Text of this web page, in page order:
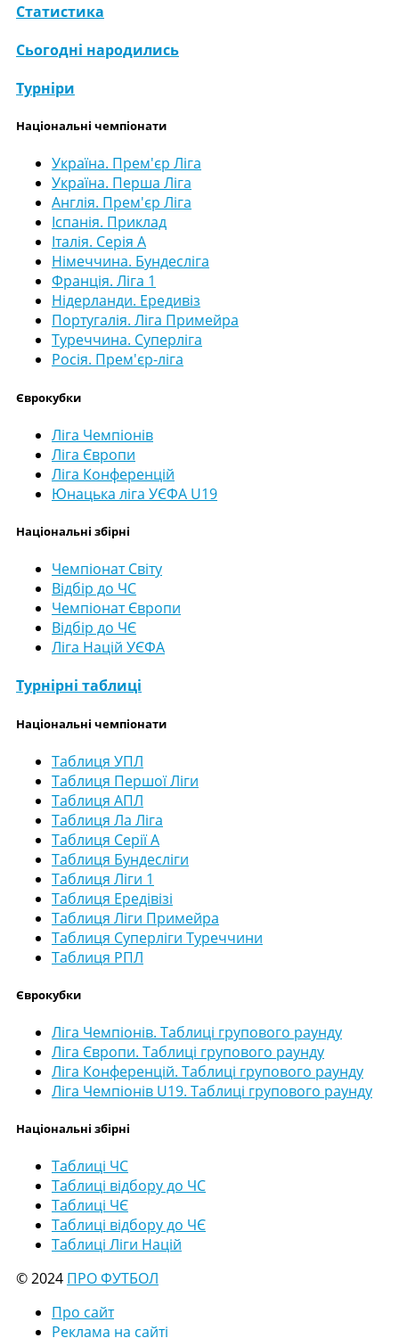
Статистика
Сьогодні народились
Турніри
Національні чемпіонати
Україна. Прем'єр Ліга
Україна. Перша Ліга
Англія. Прем'єр Ліга
Іспанія. Приклад
Італія. Серія А
Німеччина. Бундесліга
Франція. Ліга 1
Нідерланди. Ередивіз
Португалія. Ліга Примейра
Туреччина. Суперліга
Росія. Прем'єр-ліга
Єврокубки
Ліга Чемпіонів
Ліга Європи
Ліга Конференцій
Юнацька ліга УЄФА U19
Національні збірні
Чемпіонат Світу
Відбір до ЧС
Чемпіонат Європи
Відбір до ЧЄ
Ліга Націй УЄФА
Турнірні таблиці
Національні чемпіонати
Таблиця УПЛ
Таблиця Першої Ліги
Таблиця АПЛ
Таблиця Ла Ліга
Таблиця Серії А
Таблиця Бундесліги
Таблиця Ліги 1
Таблиця Ередівізі
Таблиця Ліги Примейра
Таблиця Суперліги Туреччини
Таблиця РПЛ
Єврокубки
Ліга Чемпіонів. Таблиці групового раунду
Ліга Європи. Таблиці групового раунду
Ліга Конференцій. Таблиці групового раунду
Ліга Чемпіонів U19. Таблиці групового раунду
Національні збірні
Таблиці ЧС
Таблиці відбору до ЧС
Таблиці ЧЄ
Таблиці відбору до ЧЄ
Таблиці Ліги Націй
© 2024 ПРО ФУТБОЛ
Про сайт
Реклама на сайті